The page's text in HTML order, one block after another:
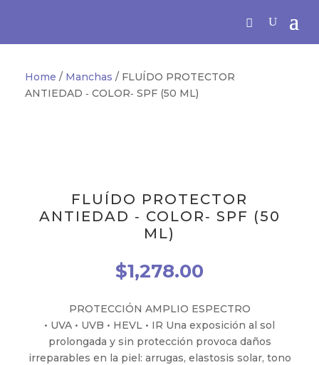
Home / Manchas / FLUÍDO PROTECTOR
ANTIEDAD ‐ COLOR‐ SPF (50 ML)
FLUÍDO PROTECTOR
ANTIEDAD ‐ COLOR‐ SPF (50
ML)
$1,278.00
PROTECCIÓN AMPLIO ESPECTRO
• UVA • UVB • HEVL • IR Una exposición al sol
prolongada y sin protección provoca daños
irreparables en la piel: arrugas, elastosis solar, tono